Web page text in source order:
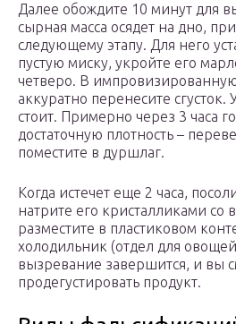
Далее обождите 10 минут для
сырная масса осядет на дно,
следующему этапу. Для него
пустую миску, укройте его
четверо. В
аккуратно перенесите сгусток.
стоит. Примерно через 3 часа
достаточную плотность –
поместите в дуршлаг.
Когда истечет еще 2 часа,
натрите его кристалликами со
разместите в пластиковом
холодильник (отдел для
вызревание завершится, и вы
продегустировать продукт.